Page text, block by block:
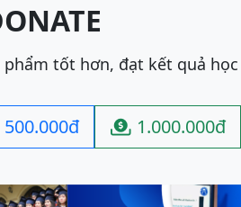
tốt hơn, đạt kết quả
500.000đ  1.000.000đ